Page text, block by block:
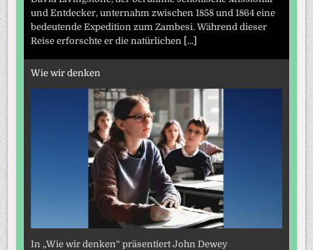
und Entdecker, unternahm zwischen 1858 und 1864 eine
bedeutende Expedition zum Zambesi. Während dieser
Reise erforschte er die natürlichen
[...]
Wie wir denken
In „Wie wir denken“ präsentiert John Dewey